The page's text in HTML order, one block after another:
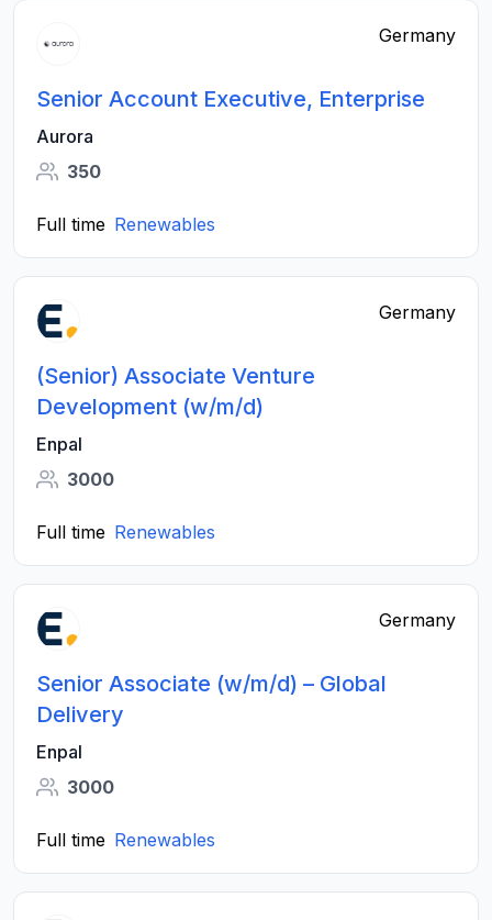
Germany
Senior Account Executive, Enterprise
Aurora
350
Full time Renewables
Germany
(Senior) Associate Venture
Development (w/m/d)
Enpal
3000
Full time Renewables
Germany
Senior Associate (w/m/d) – Global
Delivery
Enpal
3000
Full time Renewables